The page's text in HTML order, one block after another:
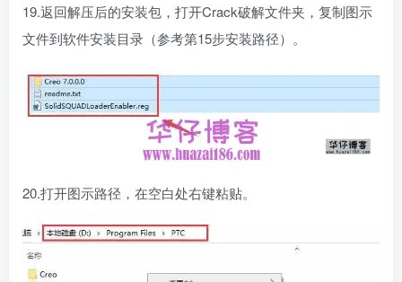
19.返回解压后的安装包，打开Crack破解文件夹，复制图示
文件到软件安装目录（参考第15步安装路径）。
20.打开图示路径，在空白处右键粘贴。